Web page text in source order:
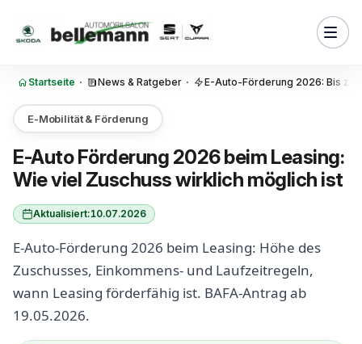
Startseite · News & Ratgeber · E-Auto-Förderung 2026: Bis zu
E-Mobilität & Förderung
E-Auto Förderung 2026 beim Leasing:
Wie viel Zuschuss wirklich möglich ist
Aktualisiert:10.07.2026
E-Auto-Förderung 2026 beim Leasing: Höhe des
Zuschusses, Einkommens- und Laufzeitregeln,
wann Leasing förderfähig ist. BAFA-Antrag ab
19.05.2026.
bekomme ich beim E-
so senkt der E-Auto-
Bonus und
Leasing kombinieren?
deckt die Elektroauto-
36 Monate wichtig beim E-
gilt beim
oder Kauf mit